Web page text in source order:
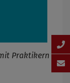
Praktikern